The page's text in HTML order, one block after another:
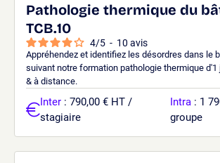
Pathologie thermique du
TCB.10
4/5 - 10 avis
Appréhendez et identifiez les désordres dans le
suivant notre formation pathologie thermique d'1
& à distance.
Inter : 790,00 € HT /
stagiaire
Intra : 1
groupe